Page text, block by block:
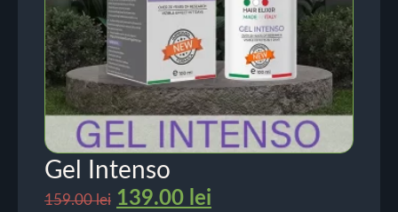
Gel Intenso
159.00lei 139.00 lei